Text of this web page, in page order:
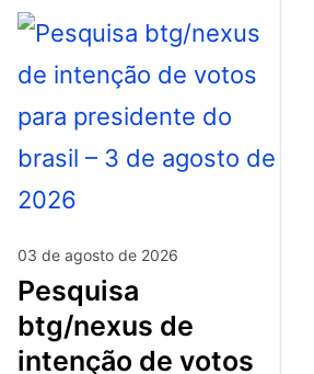
03 de agosto de 2026
pesquisa
btg/nexus de
intenção de votos